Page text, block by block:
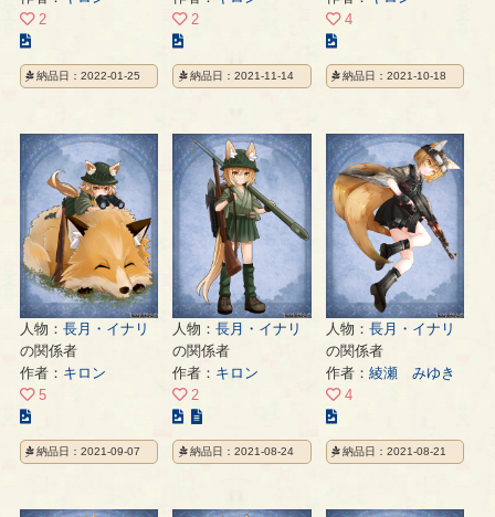
2
の
イ
ト
の
ペ
ー
ジ
納品日：2022-01-25
2
の
イ
ト
ジ
納品日：2021-11-14
4
の
イ
ト
の
ペ
ー
ジ
納品日：2021-10-18
人物： 長月・イナリ
の関係者
作者： キロン
5
の
イ
納品日：2021-09-07
人物：長月・イナリ
の関係者
作者： キロン
2
の
イ
納品日：2021-08-24
人物： 長月・イナリ
の関係者
作者： 綾瀬 みゆき
4
の
イ
納品日：2021-08-21